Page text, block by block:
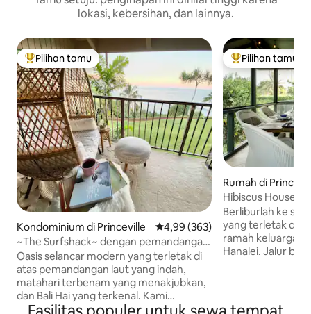
lokasi, kebersihan, dan lainnya.
Pilihan tamu terpopuler
Pilihan tamu
Kondominium di Princeville Nilai rata-rata 4,99 dari 5, 363
4,99 (363)
~The Surfshack~ dengan pemandangan
laut yang menakjubkan!!
Oasis selancar modern yang terletak di
atas pemandangan laut yang indah,
matahari terbenam yang menakjubkan,
dan Bali Hai yang terkenal. Kami
ditampilkan dalam edisi Juni Sunset
Pilihan tamu
Pilihan tamu
Rumah di
Hibiscus
Berliburlah ke
yang terletak di
ramah keluarga
Hanalei. Jalur
burung dan